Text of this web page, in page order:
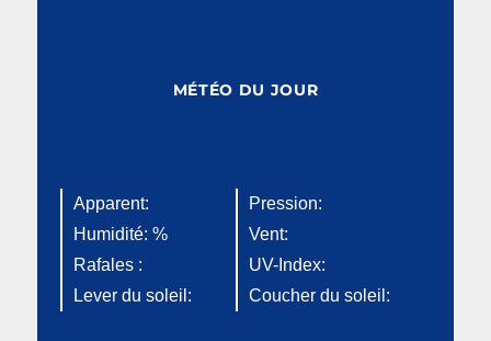
MÉTÉO DU JOUR
Apparent:
Pression:
Humidité: %
Vent:
Rafales :
UV-Index:
Lever du soleil:
Coucher du soleil: